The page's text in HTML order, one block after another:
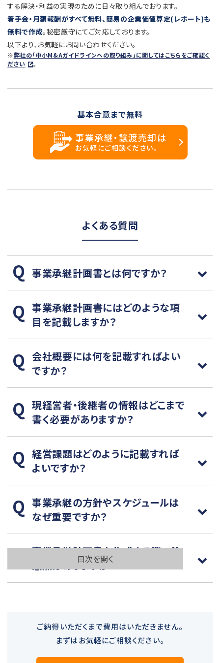
目次を開く
する解決・利益の実現のために日々取り組んでおります。
着手金・月額報酬がすべて無料、簡易の企業価値算定(レポート)も
無料で作成。秘密厳守にてご対応しております。
以下より、お気軽にお問い合わせください。
※弊社の「中小M&Aガイドラインへの取り組み」に関してはこちらをご確認く
ださい
。
基本合意まで無料
事業承継・譲渡売却は
お気軽にご相談ください。
よくある質問
事業承継計画書とは何ですか？
事業承継計画書にはどのような項
目を記載しますか？
会社概要には何を記載すればよい
ですか？
現経営者・後継者の情報はどこまで
書く必要がありますか？
経営課題はどのように記載すれば
よいですか？
事業承継の方針やスケジュールは
なぜ重要ですか？
事業承継計画書を作成する際の注
意点はありますか？
ご納得いただくまで費用はいただきません。
まずはお気軽にご相談ください。